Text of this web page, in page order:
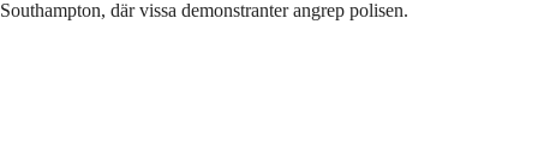
Southampton, där vissa demonstranter angrep polisen.